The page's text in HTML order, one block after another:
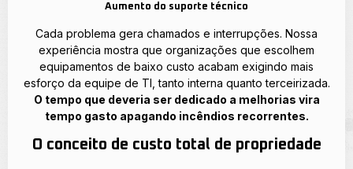
Aumento do suporte técnico
Cada problema gera chamados e interrupções. Nossa
experiência mostra que organizações que escolhem
equipamentos de baixo custo acabam exigindo mais
esforço da equipe de TI, tanto interna quanto terceirizada.
O tempo que deveria ser dedicado a melhorias vira
tempo gasto apagando incêndios recorrentes.
O conceito de custo total de propriedade